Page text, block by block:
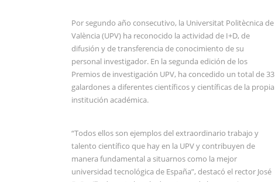
Por segundo año consecutivo, la Universitat Politècnica de
València (UPV) ha reconocido la actividad de I+D, de
difusión y de transferencia de conocimiento de su
personal investigador. En la segunda edición de los
Premios de investigación UPV, ha concedido un total de 33
galardones a diferentes científicos y científicas de la propia
institución académica.
“Todos ellos son ejemplos del extraordinario trabajo y
talento científico que hay en la UPV y contribuyen de
manera fundamental a situarnos como la mejor
universidad tecnológica de España”, destacó el rector José